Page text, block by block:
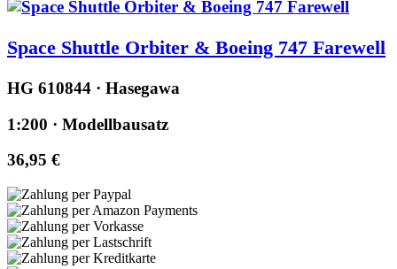
Space Shuttle Orbiter & Boeing 747 Farewell
HG 610844 · Hasegawa
1:200 · Modellbausatz
36,95 €